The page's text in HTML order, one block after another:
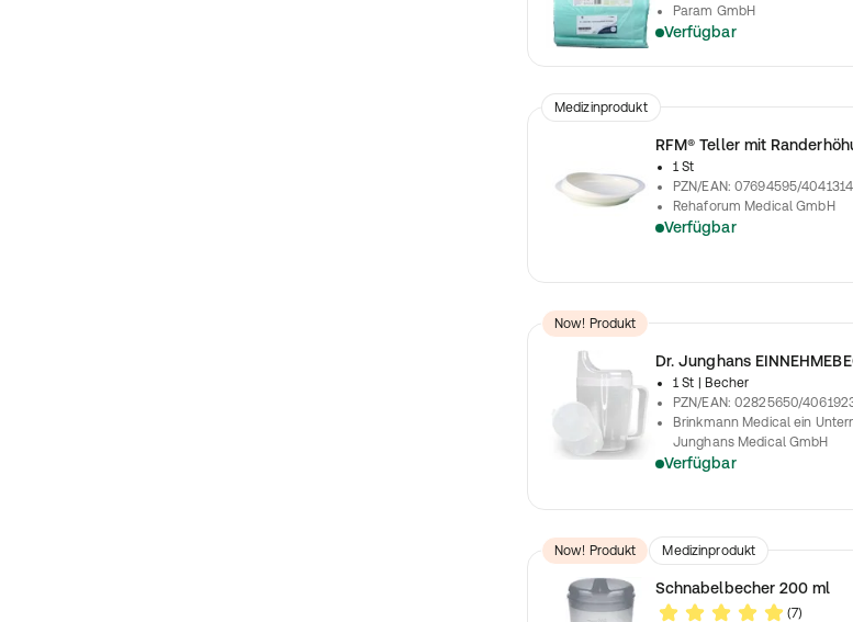
Param GmbH
Verfügbar
Medizinprodukt
RFM® Teller mit
1 St
PZN/EAN:07694595/
Rehaforum Medical GmbH
Verfügbar
Now! Produkt
Dr. Junghans
1 St
| Becher
PZN/EAN:02825650/
Brinkmann Medical ein
Junghans Medical GmbH
Verfügbar
Now! Produkt Medizinprodukt
Schnabelbecher 200 ml
(7)